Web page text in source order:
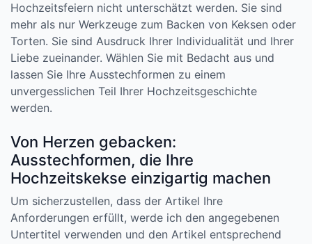
Hochzeitsfeiern nicht unterschätzt werden. Sie sind
mehr als nur Werkzeuge zum Backen von Keksen oder
Torten. Sie sind Ausdruck Ihrer Individualität und Ihrer
Liebe zueinander. Wählen Sie mit Bedacht aus und
lassen Sie Ihre Ausstechformen zu einem
unvergesslichen Teil Ihrer Hochzeitsgeschichte
werden.
Von Herzen gebacken:
Ausstechformen, die Ihre
Hochzeitskekse einzigartig machen
Um sicherzustellen, dass der Artikel Ihre
Anforderungen erfüllt, werde ich den angegebenen
Untertitel verwenden und den Artikel entsprechend